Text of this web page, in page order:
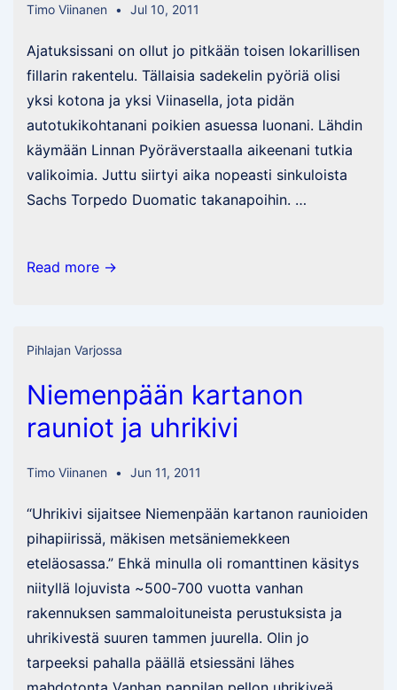
Timo Viinanen Jul 10, 2011
Ajatuksissani on ollut jo pitkään toisen lokarillisen
fillarin rakentelu. Tällaisia sadekelin pyöriä olisi
yksi kotona ja yksi Viinasella, jota pidän
autotukikohtanani poikien asuessa luonani. Lähdin
käymään Linnan Pyöräverstaalla aikeenani tutkia
valikoimia. Juttu siirtyi aika nopeasti sinkuloista
Sachs Torpedo Duomatic takanapoihin. …
Fixed
|
Gear=Donkula
Read more →
Pihlajan Varjossa
Niemenpään kartanon
rauniot ja uhrikivi
Timo Viinanen Jun 11, 2011
“Uhrikivi sijaitsee Niemenpään kartanon raunioiden
pihapiirissä, mäkisen metsäniemekkeen
eteläosassa.” Ehkä minulla oli romanttinen käsitys
niityllä lojuvista ~500-700 vuotta vanhan
rakennuksen sammaloituneista perustuksista ja
uhrikivestä suuren tammen juurella. Olin jo
tarpeeksi pahalla päällä etsiessäni lähes